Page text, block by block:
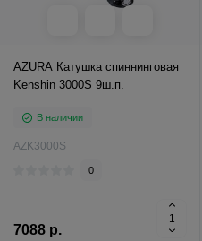
AZURA Катушка спиннинговая
Kenshin 3000S 9ш.п.
В наличии
AZK3000S
0
7088 р.